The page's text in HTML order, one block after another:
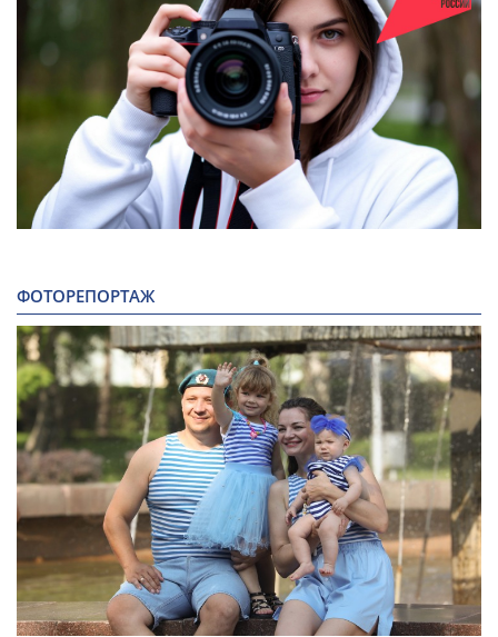
ФОТОРЕПОРТАЖ